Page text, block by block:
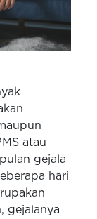
atau
gejala
hari
gejalanya